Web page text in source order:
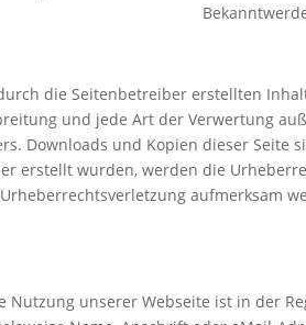
die Seitenbetreiber erstellten
und jede Art der Verwertung
Downloads und Kopien dieser Seite
erstellt wurden, werden die
aufmerksam
Nutzung unserer Webseite ist in der